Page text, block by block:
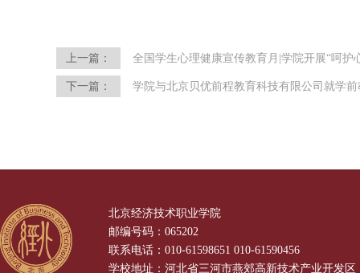
上一篇： 全国学生心理健康宣传教育月|学院开展“呵护
下一篇： 学院与北京贝优前程教育科技有限公司就学
北京经济技术职业学院
邮编号码：065202
联系电话：010-61598651 010-61590456
学校地址：河北省三河市燕郊高新技术产业开发区